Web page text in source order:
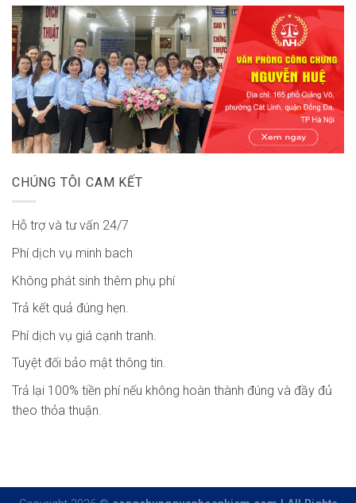
CHÚNG TÔI CAM KẾT
Hỗ trợ và tư vấn 24/7
Phí dịch vụ minh bach
Không phát sinh thêm phụ phí
Trả kết quả đúng hẹn.
Phí dịch vụ giá cạnh tranh.
Tuyệt đối bảo mật thông tin.
Trả lại 100% tiền phí nếu không hoàn thành đúng và đầy đủ
theo thỏa thuận.